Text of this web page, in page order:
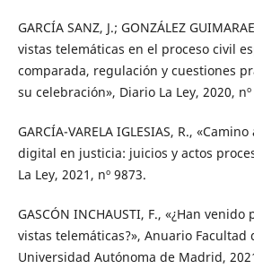
GARCÍA SANZ, J.; GONZÁLEZ
vistas telemáticas en el proceso civil
comparada, regulación y cuestiones
su celebración», Diario La Ley, 2020, nº
GARCÍA-VARELA IGLESIAS, R.,
digital en justicia: juicios y actos
La Ley, 2021, nº 9873.
GASCÓN INCHAUSTI, F., «¿Han
vistas telemáticas?», Anuario Facultad
Universidad Autónoma de Madrid,